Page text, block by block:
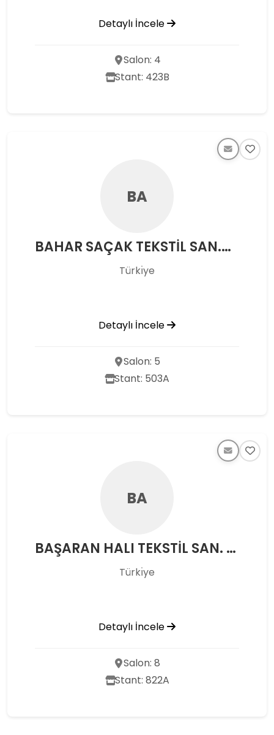
Detaylı İncele
Salon: 4
Stant: 423B
BA
BAHAR SAÇAK TEKSTİL SAN.VE TİC.LTD.ŞTİ
Türkı̇ye
Detaylı İncele
Salon: 5
Stant: 503A
BA
BAŞARAN HALI TEKSTİL SAN. VE TİC.LTD.ŞTİ.
Türkı̇ye
Detaylı İncele
Salon: 8
Stant: 822A